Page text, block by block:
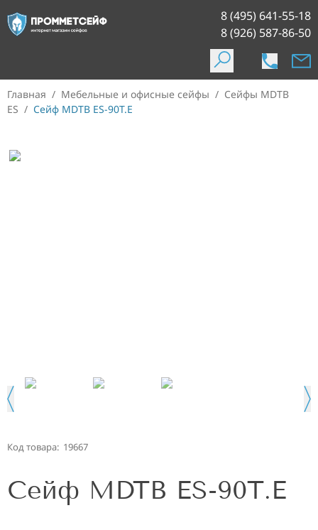
8 (495) 641-55-18
8 (926) 587-86-50
Главная / Мебельные и офисные сейфы / Сейфы MDTB
ES / Сейф MDTB ES-90Т.Е
Код товара: 19667
Сейф MDTB ES-90Т.Е